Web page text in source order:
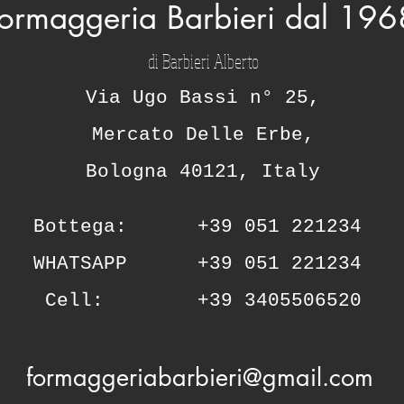
Barbieri dal
di Barbieri Alberto
Via Ugo Bassi n° 25,
Mercato Delle Erbe,
Bologna 40121, Italy
Bottega: +39 051 221234
WHATSAPP +39 051 221234
Cell: +39 3405506520
formaggeriabarbieri@gmail.com